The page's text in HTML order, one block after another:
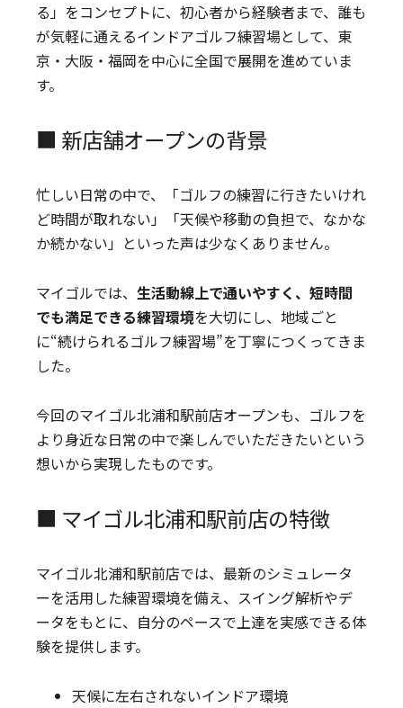
る」をコンセプトに、初心者から経験者まで、誰も
が気軽に通えるインドアゴルフ練習場として、東
京・大阪・福岡を中心に全国で展開を進めていま
す。
■ 新店舗オープンの背景
忙しい日常の中で、「ゴルフの練習に行きたいけれ
ど時間が取れない」「天候や移動の負担で、なかな
か続かない」といった声は少なくありません。
マイゴルでは、生活動線上で通いやすく、短時間
でも満足できる練習環境を大切にし、地域ごと
に“続けられるゴルフ練習場”を丁寧につくってきま
した。
今回のマイゴル北浦和駅前店オープンも、ゴルフを
より身近な日常の中で楽しんでいただきたいという
想いから実現したものです。
■ マイゴル北浦和駅前店の特徴
マイゴル北浦和駅前店では、最新のシミュレータ
ーを活用した練習環境を備え、スイング解析やデ
ータをもとに、自分のペースで上達を実感できる体
験を提供します。
天候に左右されないインドア環境